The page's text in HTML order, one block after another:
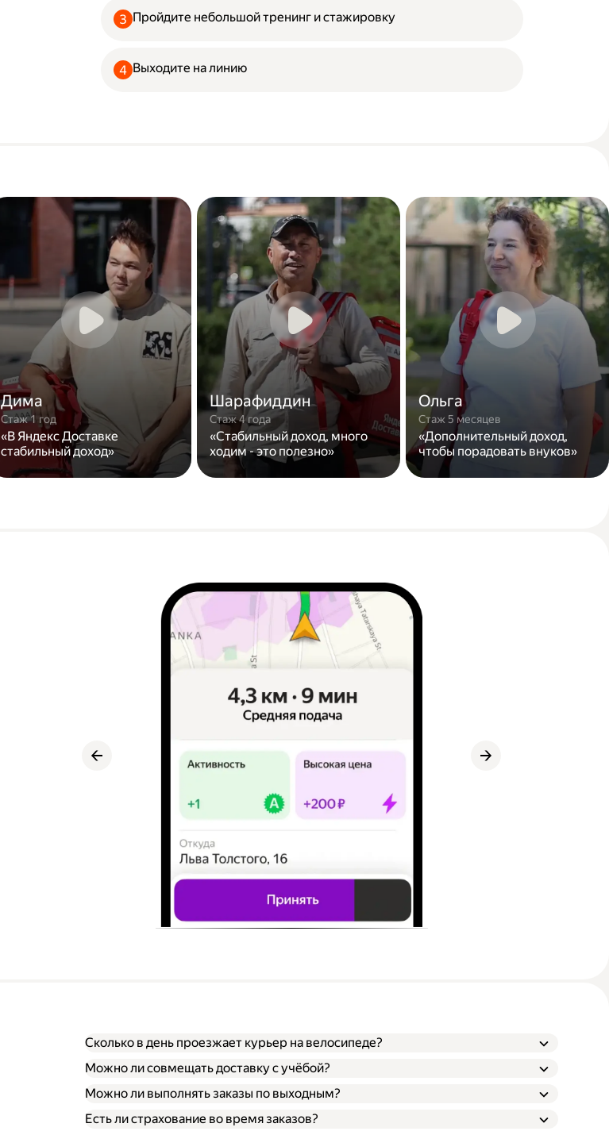
Пройдите небольшой тренинг и стажировку
Выходите на линию
Дима
Стаж 1 год
«В Яндекс Доставке
стабильный доход»
Шарафиддин
Стаж 4 года
«Стабильный доход, много
ходим - это полезно»
Ольга
Стаж 5 месяцев
«Дополнительный доход,
чтобы порадовать внуков»
Сколько в день проезжает курьер на велосипеде?
Можно ли совмещать доставку с учёбой?
Можно ли выполнять заказы по выходным?
Есть ли страхование во время заказов?